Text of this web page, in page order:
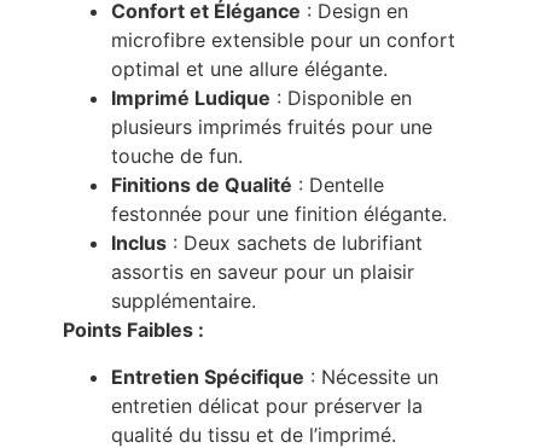
Confort et Élégance : Design en
microfibre extensible pour un confort
optimal et une allure élégante.
Imprimé Ludique : Disponible en
plusieurs imprimés fruités pour une
touche de fun.
Finitions de Qualité : Dentelle
festonnée pour une finition élégante.
Inclus : Deux sachets de lubrifiant
assortis en saveur pour un plaisir
supplémentaire.
Points Faibles :
Entretien Spécifique : Nécessite un
entretien délicat pour préserver la
qualité du tissu et de l’imprimé.